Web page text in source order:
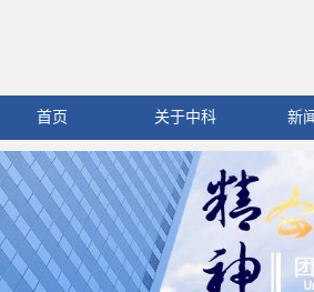
首页 关于中科 新